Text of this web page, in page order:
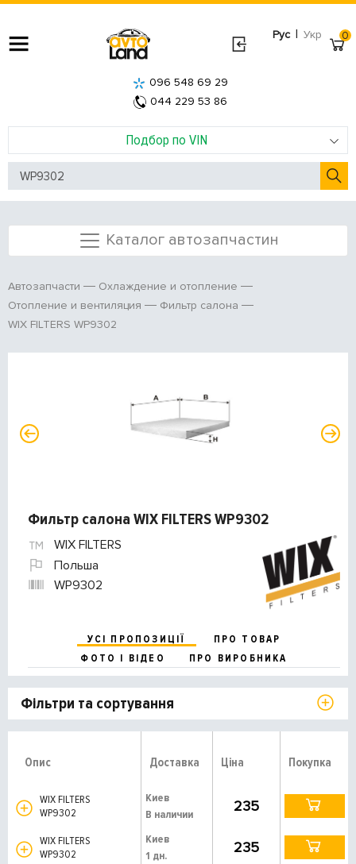
Рус | Укр
Подбор по VIN
096 548 69 29
044 229 53 86
0
Каталог автозапчастин
Автозапчасти
Охлаждение и отопление
Отопление и вентиляция
Фильтр салона
WIX FILTERS WP9302
Фильтр салона WIX FILTERS WP9302
WIX FILTERS
Польша
WP9302
УСІ ПРОПОЗИЦІЇ
ПРО ТОВАР
ФОТО І ВІДЕО
ПРО ВИРОБНИКА
Фільтри та сортування
Опис Доставка Ціна Покупка
WIX FILTERS
WP9302
Киев
В наличии
235
WIX FILTERS
WP9302
Киев
1 дн.
235